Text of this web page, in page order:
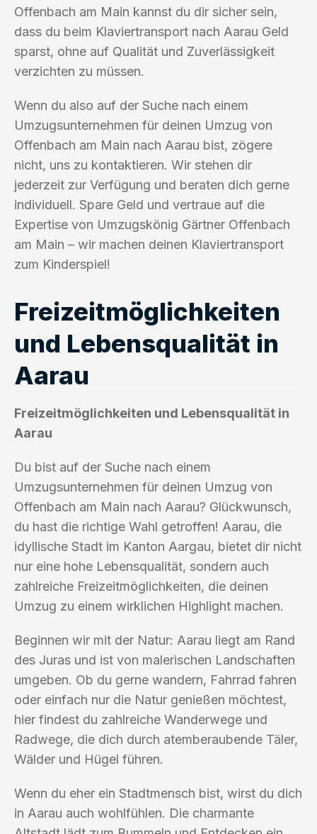
Offenbach am Main kannst du dir sicher sein,
dass du beim Klaviertransport nach Aarau Geld
sparst, ohne auf Qualität und Zuverlässigkeit
verzichten zu müssen.
Wenn du also auf der Suche nach einem
Umzugsunternehmen für deinen Umzug von
Offenbach am Main nach Aarau bist, zögere
nicht, uns zu kontaktieren. Wir stehen dir
jederzeit zur Verfügung und beraten dich gerne
individuell. Spare Geld und vertraue auf die
Expertise von Umzugskönig Gärtner Offenbach
am Main – wir machen deinen Klaviertransport
zum Kinderspiel!
Freizeitmöglichkeiten
und Lebensqualität in
Aarau
Freizeitmöglichkeiten und Lebensqualität in
Aarau
Du bist auf der Suche nach einem
Umzugsunternehmen für deinen Umzug von
Offenbach am Main nach Aarau? Glückwunsch,
du hast die richtige Wahl getroffen! Aarau, die
idyllische Stadt im Kanton Aargau, bietet dir nicht
nur eine hohe Lebensqualität, sondern auch
zahlreiche Freizeitmöglichkeiten, die deinen
Umzug zu einem wirklichen Highlight machen.
Beginnen wir mit der Natur: Aarau liegt am Rand
des Juras und ist von malerischen Landschaften
umgeben. Ob du gerne wandern, Fahrrad fahren
oder einfach nur die Natur genießen möchtest,
hier findest du zahlreiche Wanderwege und
Radwege, die dich durch atemberaubende Täler,
Wälder und Hügel führen.
Wenn du eher ein Stadtmensch bist, wirst du dich
in Aarau auch wohlfühlen. Die charmante